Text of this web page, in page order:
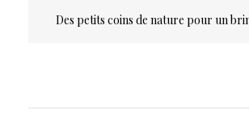
Des petits coins de nature pour un